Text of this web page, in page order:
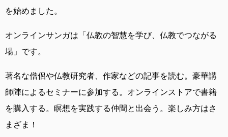
を始めました。
オンラインサンガは 「仏教の智慧を学び、仏教でつながる
場」です。
著名な僧侶や仏教研究者、作家などの記事を読む。 豪華講
師陣によるセミナーに参加する。 オンラインストアで書籍
を購入する。 瞑想を実践する仲間と出会う。 楽しみ方はさ
まざま！